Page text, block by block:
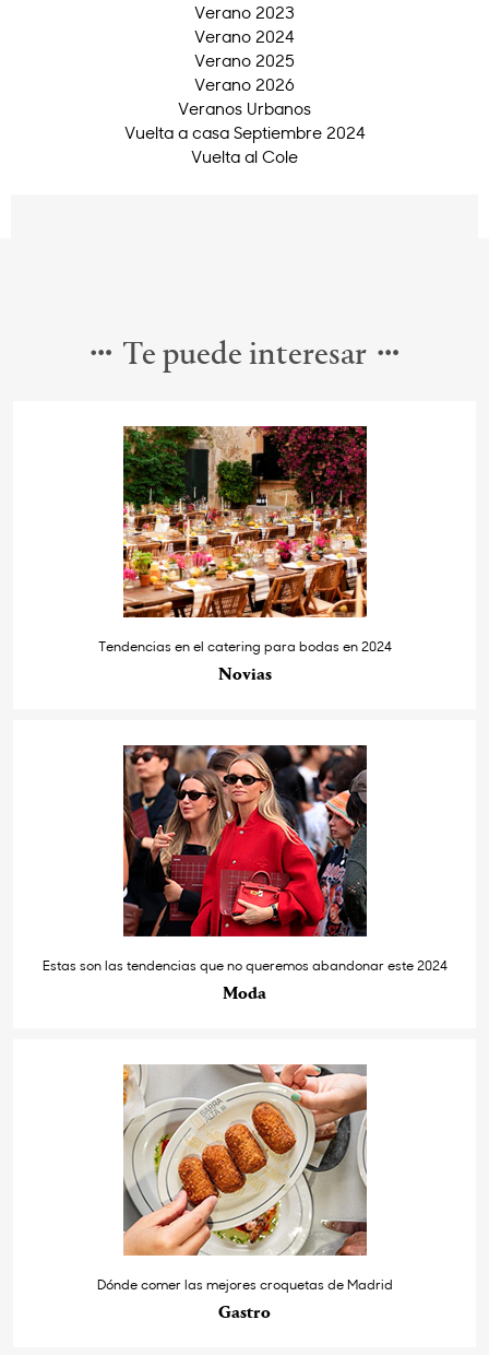
Verano 2023
Verano 2024
Verano 2025
Verano 2026
Veranos Urbanos
Vuelta a casa Septiembre 2024
Vuelta al Cole
Te puede interesar
Tendencias en el catering para bodas en 2024
Novias
Estas son las tendencias que no queremos abandonar este 2024
Moda
Dónde comer las mejores croquetas de Madrid
Gastro